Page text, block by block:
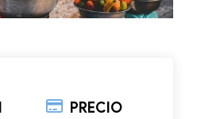
PRECIO